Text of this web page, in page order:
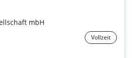
mbH
Vollzeit